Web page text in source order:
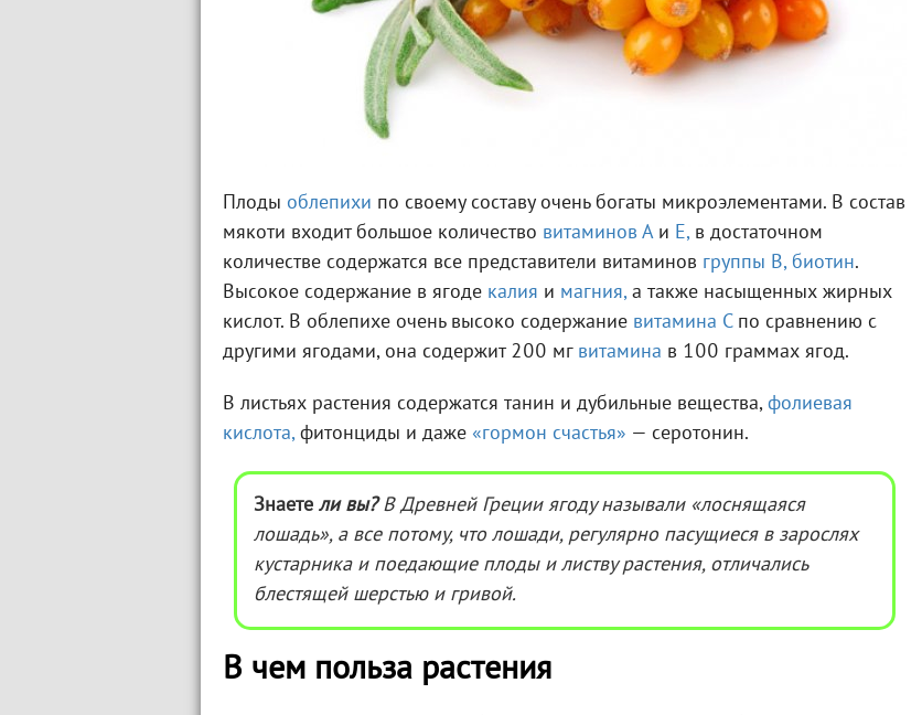
Плоды облепихи по своему составу очень богаты микроэлементами. В состав
мякоти входит большое количество витаминов Аи Е,в достаточном
количестве содержатся все представители витаминов группы В, биотин.
Высокое содержание в ягоде калия и магния,а также насыщенных жирных
кислот. В облепихе очень высоко содержание витамина Спо сравнению с
другими ягодами, она содержит 200 мг витамина в 100 граммах ягод.
В листьях растения содержатся танин и дубильные вещества, фолиевая
кислота,фитонциды и даже «гормон счастья» — серотонин.
Знаете ли вы?В Древней Греции ягоду называли «лоснящаяся
лошадь», а все потому, что лошади, регулярно пасущиеся в зарослях
кустарника и поедающие плоды и листву растения, отличались
блестящей шерстью и гривой.
В чем польза растения